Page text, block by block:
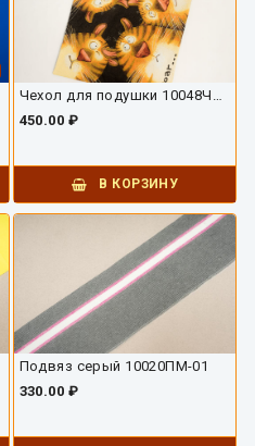
Чехол для подушки 10048ЧД-01
450.00 ₽
В КОРЗИНУ
Подвяз серый 10020ПМ-01
330.00 ₽